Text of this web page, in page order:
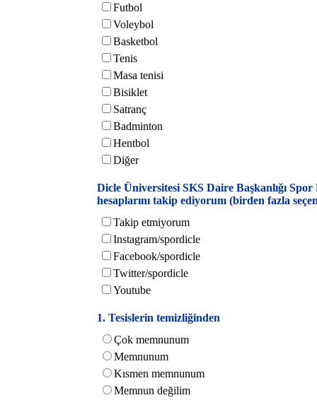
Futbol
Voleybol
Basketbol
Tenis
Masa tenisi
Bisiklet
Satranç
Badminton
Hentbol
Diğer
Dicle Üniversitesi SKS Daire Başkanlığı
hesaplarını takip ediyorum (birden fazla
Takip etmiyorum
Instagram/spordicle
Facebook/spordicle
Twitter/spordicle
Youtube
1. Tesislerin temizliğinden
Çok memnunum
Memnunum
Kısmen memnunum
Memnun değilim